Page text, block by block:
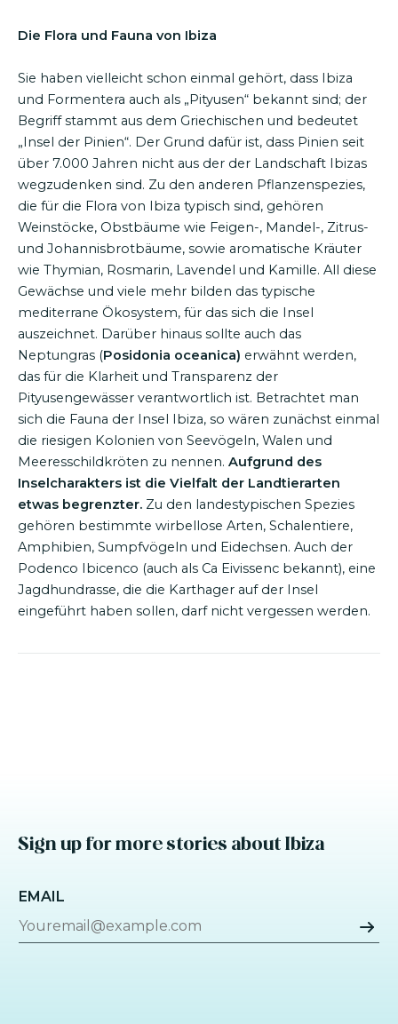
Die Flora und Fauna von Ibiza
Sie haben vielleicht schon einmal gehört, dass Ibiza
und Formentera auch als „Pityusen“ bekannt sind; der
Begriff stammt aus dem Griechischen und bedeutet
„Insel der Pinien“. Der Grund dafür ist, dass Pinien seit
über 7.000 Jahren nicht aus der der Landschaft Ibizas
wegzudenken sind. Zu den anderen Pflanzenspezies,
die für die Flora von Ibiza typisch sind, gehören
Weinstöcke, Obstbäume wie Feigen-, Mandel-, Zitrus-
und Johannisbrotbäume, sowie aromatische Kräuter
wie Thymian, Rosmarin, Lavendel und Kamille. All diese
Gewächse und viele mehr bilden das typische
mediterrane Ökosystem, für das sich die Insel
auszeichnet. Darüber hinaus sollte auch das
Neptungras (Posidonia oceanica) erwähnt werden,
das für die Klarheit und Transparenz der
Pityusengewässer verantwortlich ist. Betrachtet man
sich die Fauna der Insel Ibiza, so wären zunächst einmal
die riesigen Kolonien von Seevögeln, Walen und
Meeresschildkröten zu nennen. Aufgrund des
Inselcharakters ist die Vielfalt der Landtierarten
etwas begrenzter. Zu den landestypischen Spezies
gehören bestimmte wirbellose Arten, Schalentiere,
Amphibien, Sumpfvögeln und Eidechsen. Auch der
Podenco Ibicenco (auch als Ca Eivissenc bekannt), eine
Jagdhundrasse, die die Karthager auf der Insel
eingeführt haben sollen, darf nicht vergessen werden.
Sign up for more stories about Ibiza
EMAIL